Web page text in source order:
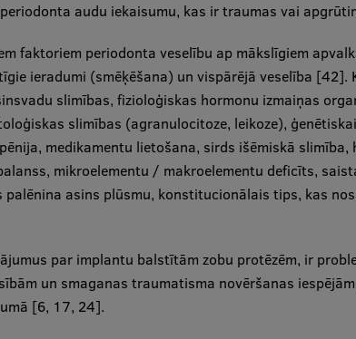
audu iekaisumu, kas ir traumas vai
faktoriem periodonta veselību ap mākslīgiem
ieradumi (smēķēšana) un vispārējā veselība [42].
slimības, fizioloģiskas hormonu izmaiņas
slimības (agranulocitoze, leikoze),
medikamentu lietošana, sirds išēmiskā
mikroelementu / makroelementu deficīts,
palēnina asins plūsmu, konstitucionālais tips, kas
par implantu balstītām zobu protēzēm, ir
un smaganas traumatisma novēršanas
[6, 17, 24].